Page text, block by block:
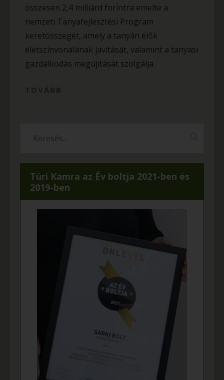
összesen 2,4 milliárd forintra emelte a
nemzeti Tanyafejlesztési Program
keretösszegét, amely a tanyán élők
életszínvonalának javítását, valamint a tanyasi
gazdálkodás megújítását szolgálja.
Túri Kamra az Év boltja 2021-ben és
2019-ben